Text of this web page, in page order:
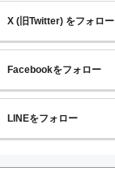
X (旧Twitter) をフォロー
Facebookをフォロー
LINEをフォロー